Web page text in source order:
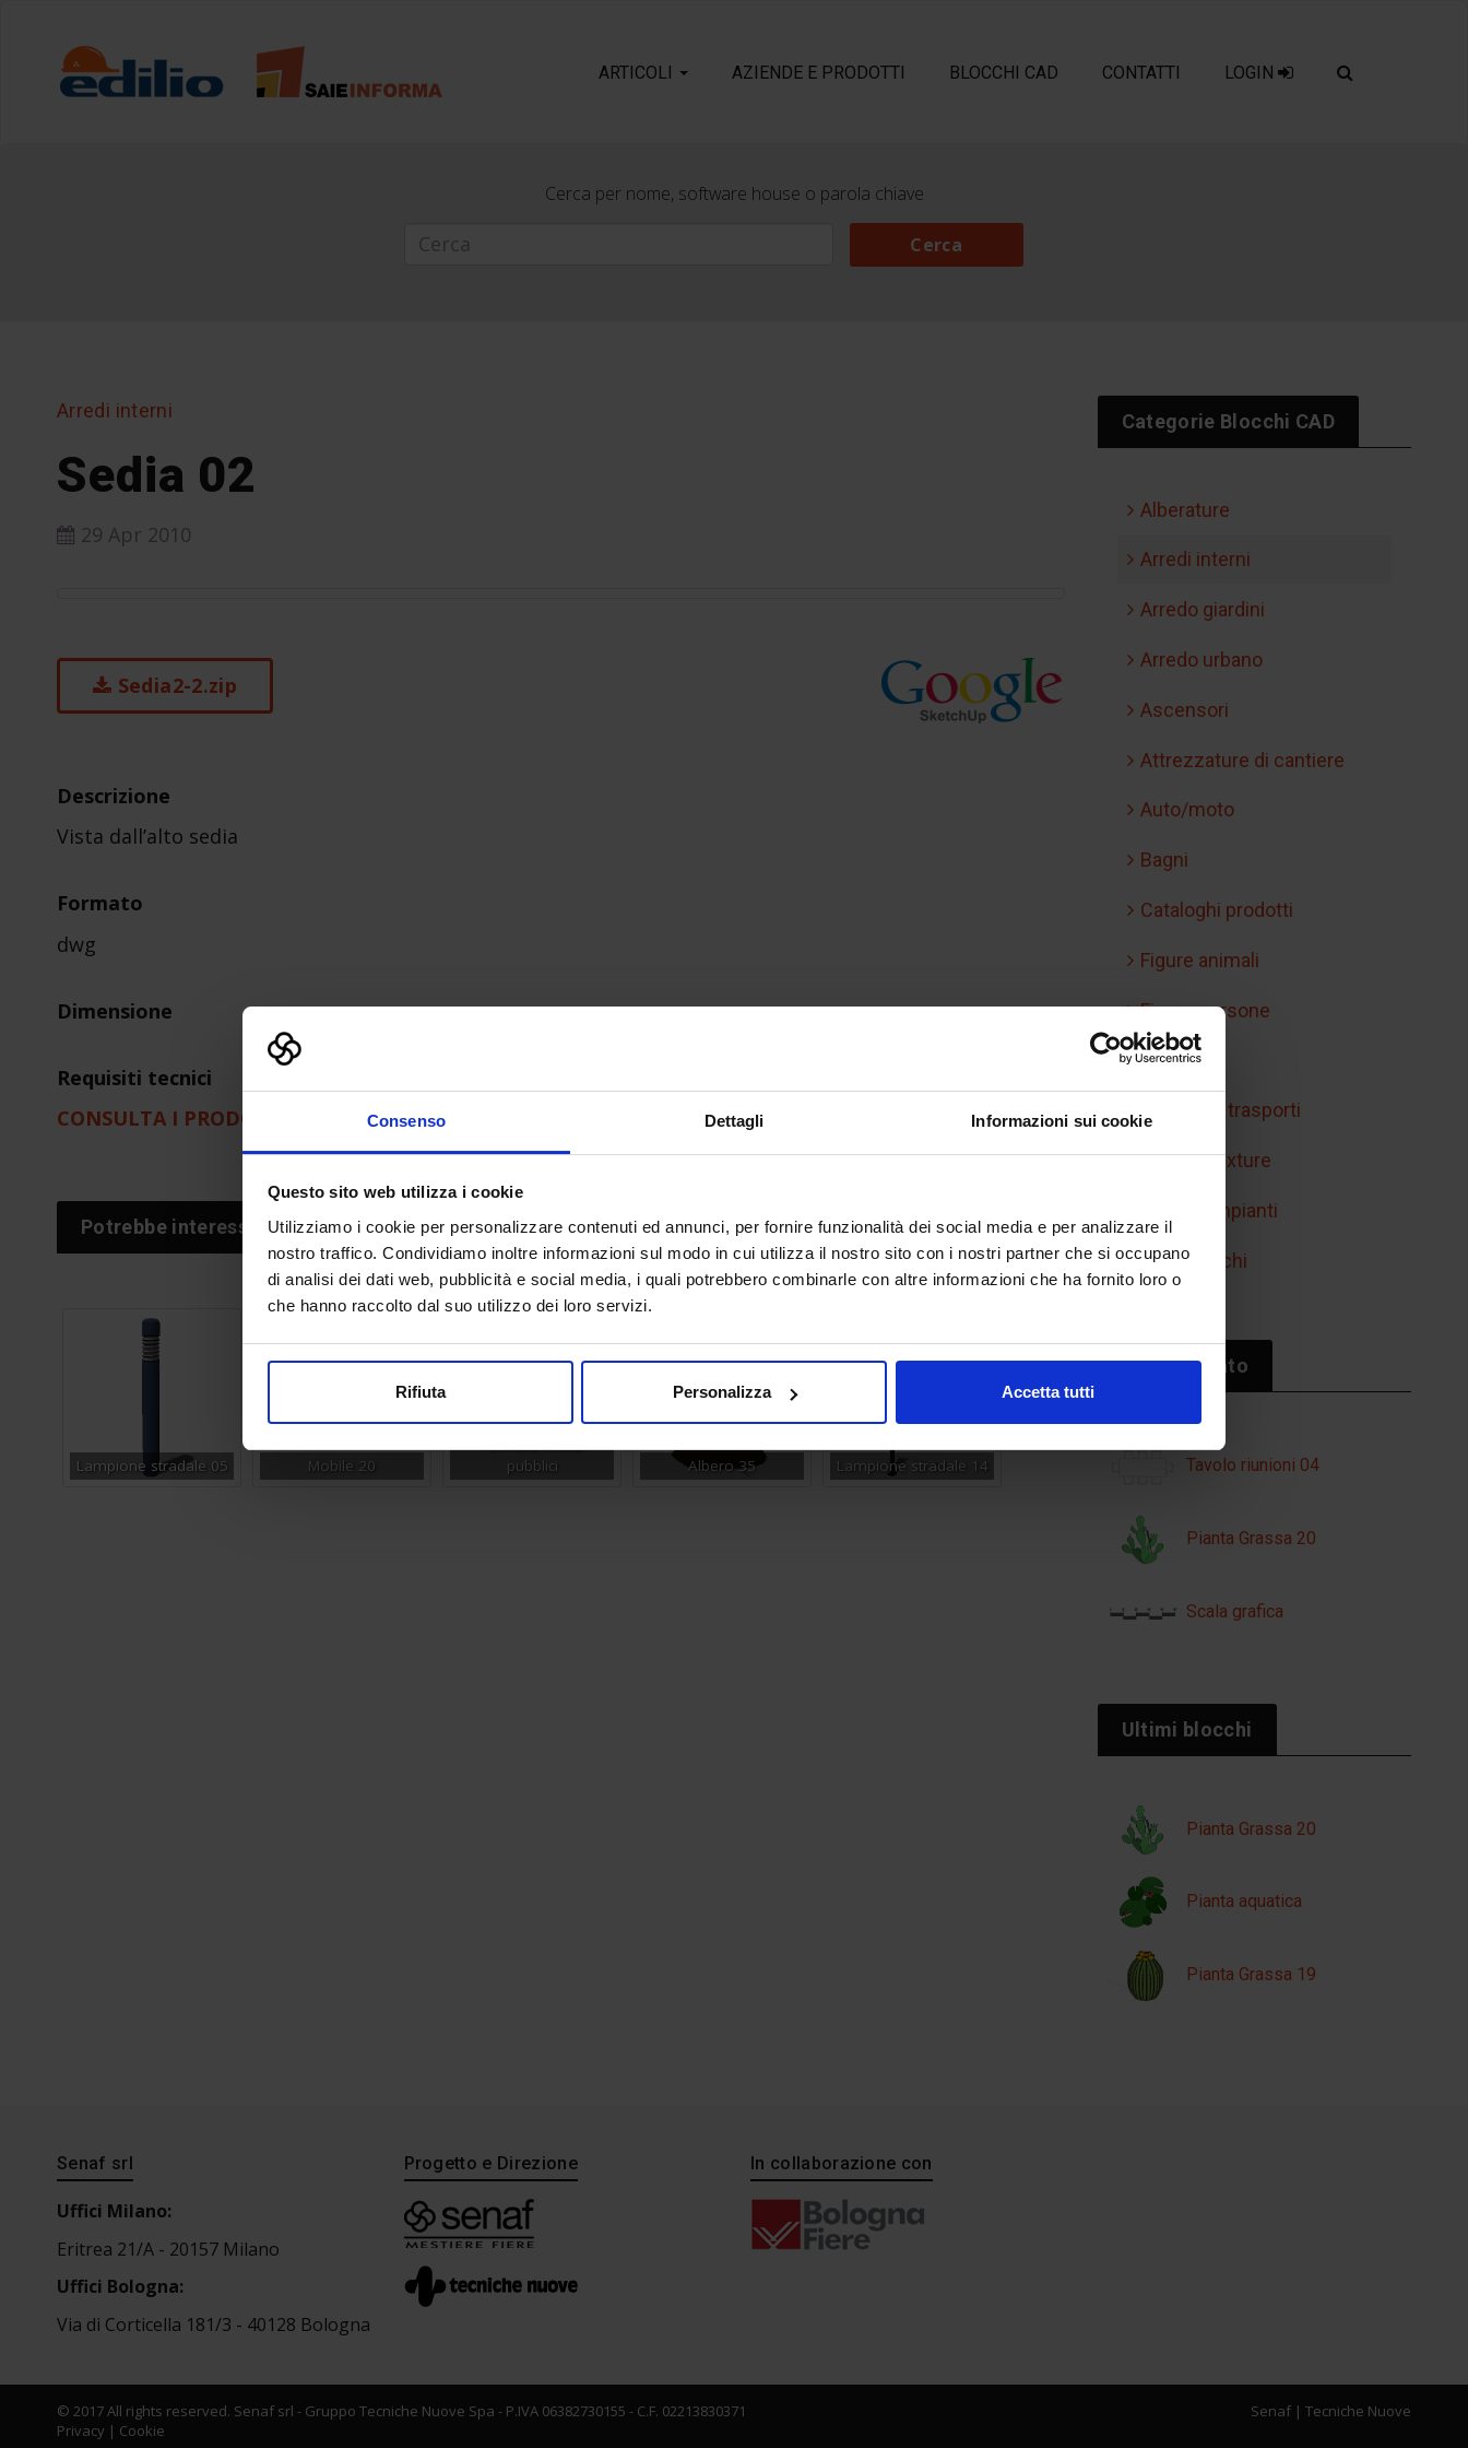
Consenso Dettagli Informazioni sui cookie
Questo sito web utilizza i cookie
Utilizziamo i cookie per personalizzare contenuti ed annunci, per fornire funzionalità dei social media e per analizzare il
nostro traffico. Condividiamo inoltre informazioni sul modo in cui utilizza il nostro sito con i nostri partner che si occupano
di analisi dei dati web, pubblicità e social media, i quali potrebbero combinarle con altre informazioni che ha fornito loro o
che hanno raccolto dal suo utilizzo dei loro servizi.
Rifiuta Personalizza Accetta tutti
ARTICOLI AZIENDE E PRODOTTI BLOCCHI CAD CONTATTI LOGIN
Cerca per nome, software house o parola chiave
Cerca
Arredi interni
Sedia 02
29 Apr 2010
Sedia2-2.zip
Descrizione
Vista dall’alto sedia
Formato
dwg
Dimensione
Requisiti tecnici
CONSULTA I PRODOTTI DELL'AZIENDA
Potrebbe interessarti anche
Lampione stradale 05 Mobile 20
Fermata mezzi
pubblici
Albero 35 Lampione stradale 14
Categorie Blocchi CAD
Alberature
Arredi interni
Arredo giardini
Arredo urbano
Ascensori
Attrezzature di cantiere
Auto/moto
Bagni
Cataloghi prodotti
Figure animali
Figure persone
Handicap
Mobilità e trasporti
Retini e texture
Simboli impianti
Sport/giochi
Il più cliccato
Tavolo riunioni 04
Pianta Grassa 20
Scala grafica
Ultimi blocchi
Pianta Grassa 20
Pianta aquatica
Pianta Grassa 19
Senaf srl
Uffici Milano:
Eritrea 21/A - 20157 Milano
Uffici Bologna:
Via di Corticella 181/3 - 40128 Bologna
Progetto e Direzione In collaborazione con
© 2017 All rights reserved. Senaf srl - Gruppo Tecniche Nuove Spa - P.IVA 06382730155 - C.F. 02213830371
Privacy | Cookie
Senaf| Tecniche Nuove